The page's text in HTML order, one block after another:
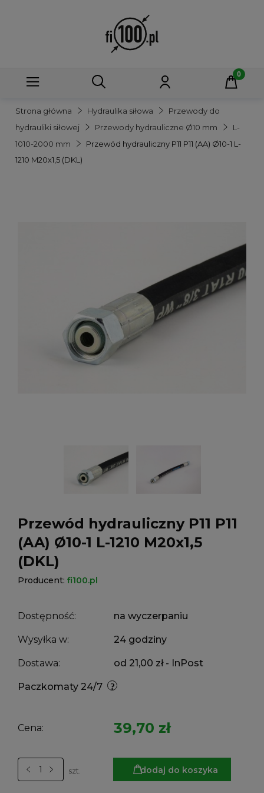
Strona główna Hydraulika siłowa
Przewody do
hydrauliki siłowej
Przewody hydrauliczne Ø10 mm
L-
1010-2000 mm
Przewód hydrauliczny P11 P11 (AA) Ø10-1 L-
1210 M20x1,5 (DKL)
Przewód hydrauliczny P11 P11
(AA) Ø10-1 L-1210 M20x1,5
(DKL)
Producent: fi100.pl
Dostępność: na wyczerpaniu
Wysyłka w: 24 godziny
Dostawa: od 21,00 zł - InPost
Paczkomaty 24/7
Cena: 39,70 zł
szt. dodaj do koszyka